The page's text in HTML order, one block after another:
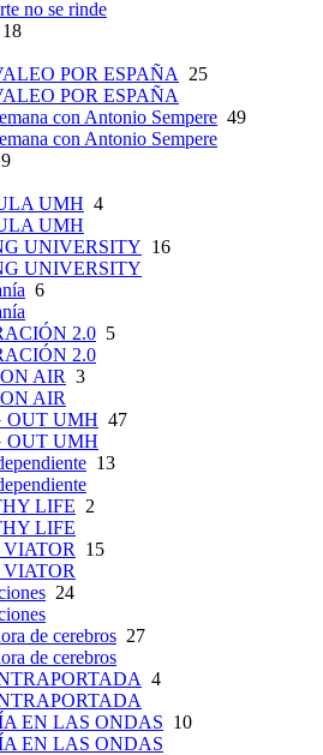
no se rinde
18
POR ESPAÑA
25
POR ESPAÑA
con Antonio Sempere 49
con Antonio Sempere
9
UMH 4
UMH
UNIVERSITY 16
UNIVERSITY
6
2.0 5
2.0
AIR 3
AIR
OUT UMH 47
OUT UMH
13
LIFE 2
LIFE
15
24
de cerebros 27
de cerebros
4
EN LAS ONDAS 10
EN LAS ONDAS